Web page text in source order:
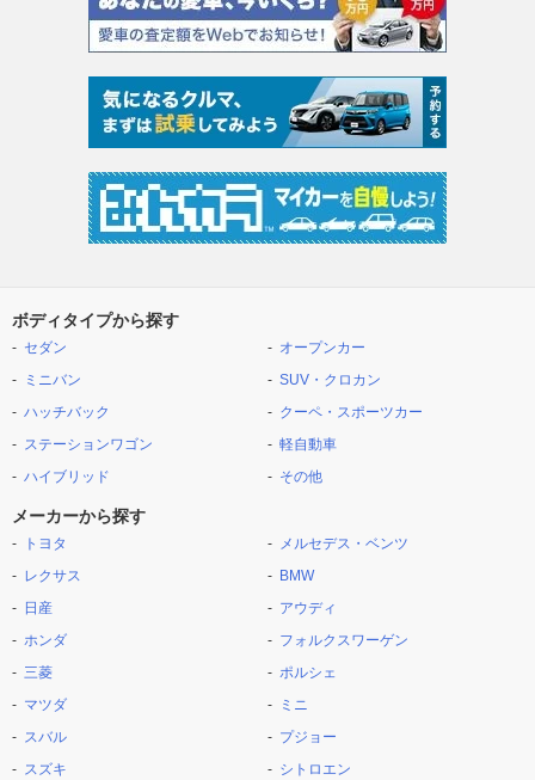
ボディタイプから探す
セダン
ミニバン
ハッチバック
ステーションワゴン
ハイブリッド
オープンカー
SUV・クロカン
クーペ・スポーツカー
軽自動車
その他
メーカーから探す
トヨタ
レクサス
日産
ホンダ
三菱
マツダ
スバル
スズキ
メルセデス・ベンツ
BMW
アウディ
フォルクスワーゲン
ポルシェ
ミニ
プジョー
シトロエン